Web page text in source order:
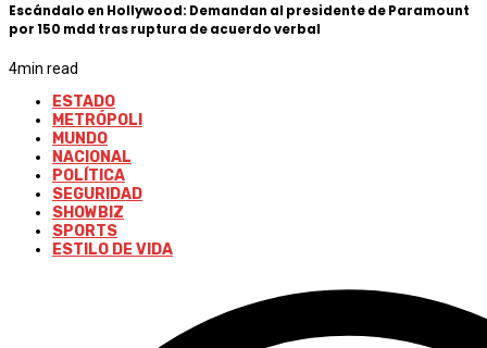
Escándalo en Hollywood: Demandan al presidente de Paramount
por 150 mdd tras ruptura de acuerdo verbal
4min read
ESTADO
METRÓPOLI
MUNDO
NACIONAL
POLÍTICA
SEGURIDAD
SHOWBIZ
SPORTS
ESTILO DE VIDA